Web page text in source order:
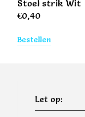
Stoel strik Wit
€0,40
Bestellen
Let op: